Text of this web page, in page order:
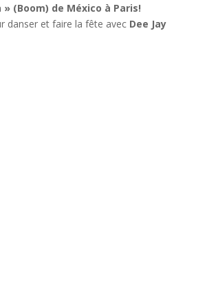
» (Boom) de México à Paris!
danser et faire la fête avec Dee Jay